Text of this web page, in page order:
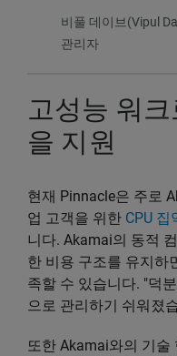
비풀 데이브(Vipul
관리자
고성능 워
을 지원
현재 Pinnacle은 주로
업 고객을 위한 CPU 집
니다. Akamai의 동적
한 비용 구조를 유지하
족할 수 있습니다. "덕
으로 관리하기 쉬워졌
또한 Akamai와의 기술